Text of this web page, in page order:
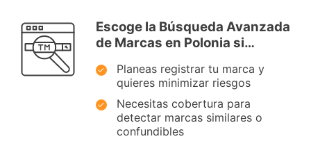
Escoge la Búsqueda Avanzada
de Marcas en Polonia si…
Planeas registrar tu marca y
quieres minimizar riesgos
Necesitas cobertura para
detectar marcas similares o
confundibles